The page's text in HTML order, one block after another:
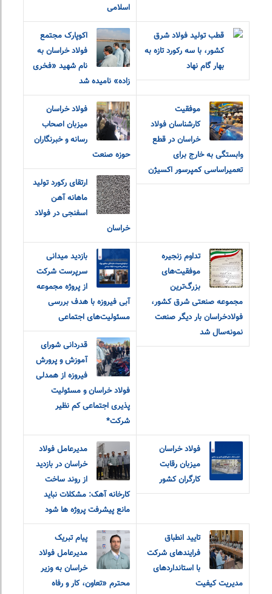
اسلامی
قطب تولید فولاد شرق
کشور، با سه رکورد تازه به
بهار گام نهاد
اکوپارک مجتمع
فولاد خراسان به
نام شهید «فخری
زاده» نامیده شد
موفقیت
کارشناسان فولاد
خراسان در قطع
وابستگی به خارج برای
تعمیراساسی کمپرسور اکسیژن
فولاد خراسان
میزبان اصحاب
رسانه و خبرنگاران
حوزه صنعت
ارتقای رکورد تولید
ماهانه آهن
اسفنجی در فولاد
خراسان
تداوم زنجیره
موفقیت‌های
بزرگ‌ترین
مجموعه صنعتی شرق کشور،
فولادخراسان بار دیگر صنعت
نمونه‌سال شد
بازدید میدانی
سرپرست شرکت
از پروژه مجموعه
آبی فیروزه با هدف بررسی
مسئولیت‌های اجتماعی
قدردانی شورای
آموزش و‌ پرورش
فیروزه از همدلی
فولاد خراسان و مسئولیت
پذیری اجتماعی کم نظیر
شرکت*
فولاد خراسان
میزبان رقابت
کارگران کشور
مدیرعامل فولاد
خراسان در بازدید
از روند ساخت
کارخانه آهک: مشکلات نباید
مانع پیشرفت پروژه ها شود
تایید انطباق
فرایندهای شرکت
با استانداردهای
مدیریت کیفیت
پیام تبریک
مدیرعامل فولاد
خراسان به وزیر
محترم «تعاون، کار و رفاه